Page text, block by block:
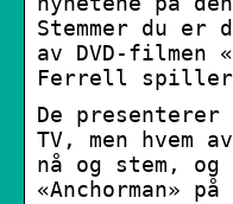
Stemmer du er
av DVD-filmen
Ferrell
De presenterer
TV, men hvem
nå og stem,
«Anchorman» på